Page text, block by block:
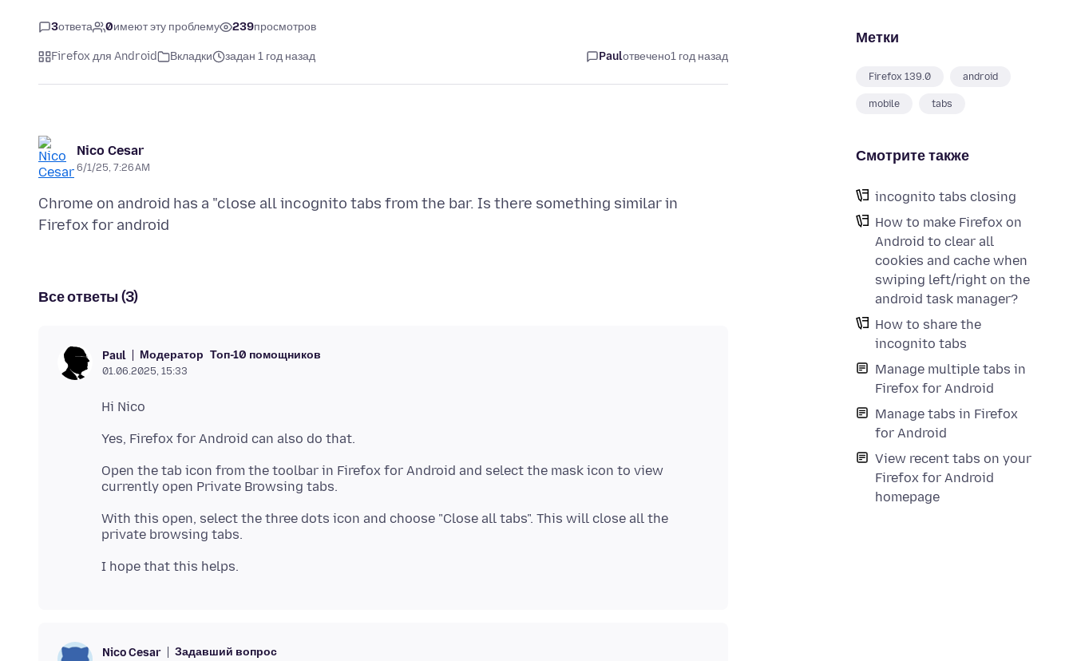
Метки
Firefox 139.0 android
mobile tabs
Смотрите также
incognito tabs closing
How to make Firefox on
Android to clear all
cookies and cache when
swiping left/right on the
android task manager?
How to share the
incognito tabs
Manage multiple tabs in
Firefox for Android
Manage tabs in Firefox
for Android
View recent tabs on your
Firefox for Android
homepage
3ответа 0имеют эту проблему 239просмотров
Firefox для Android Вкладки задан 1 год назад Paulотвечено1 год назад
Nico Cesar
6/1/25, 7:26 AM
Chrome on android has a "close all incognito tabs from the bar. Is there something similar in
Все ответы (3)
Paul Модератор Топ-10 помощников
01.06.2025, 15:33
Open the tab icon from the toolbar in Firefox for Android and select the mask icon to view
With this open, select the three dots icon and choose "Close all tabs". This will close all the
Nico Cesar Задавший вопрос